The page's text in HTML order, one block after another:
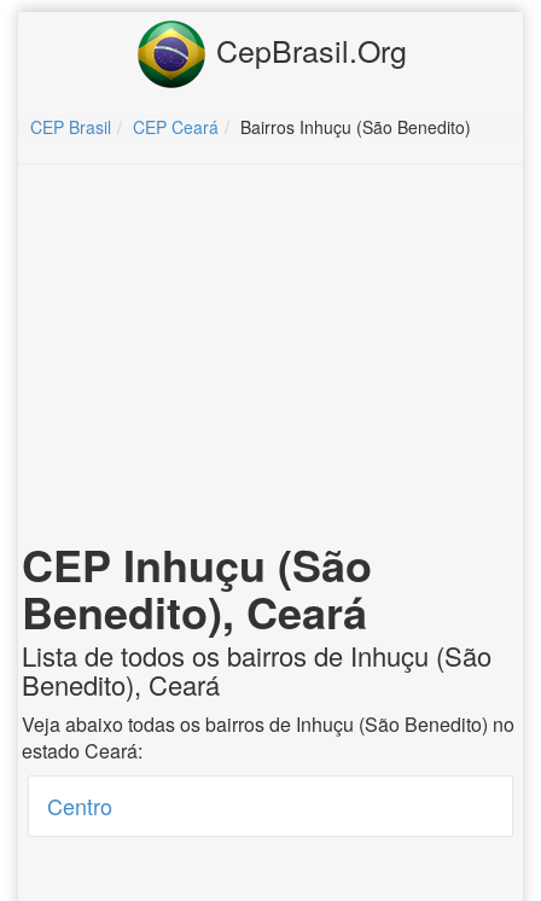
CepBrasil.Org
CEP Brasil CEP Ceará Bairros Inhuçu (São Benedito)
CEP Inhuçu (São
Benedito), Ceará
Lista de todos os bairros de Inhuçu (São
Benedito), Ceará
Veja abaixo todas os bairros de Inhuçu (São Benedito) no
estado Ceará:
Centro